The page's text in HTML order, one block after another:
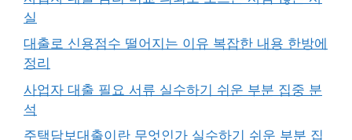
실
대출로 신용점수 떨어지는 이유 복잡한 내용 한방에
정리
사업자 대출 필요 서류 실수하기 쉬운 부분 집중 분
석
주택담보대출이란 무엇인가 실수하기 쉬운 부분 집